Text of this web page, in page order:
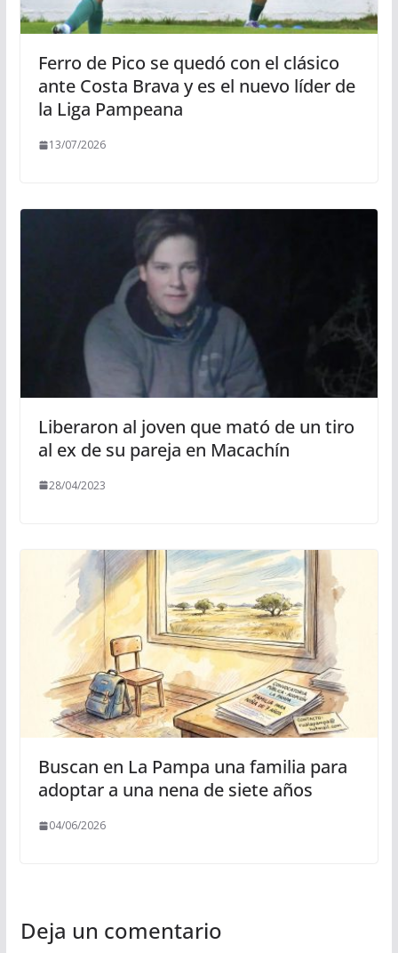
Ferro de Pico se quedó con el clásico
ante Costa Brava y es el nuevo líder de
la Liga Pampeana
13/07/2026
Liberaron al joven que mató de un tiro
al ex de su pareja en Macachín
28/04/2023
Buscan en La Pampa una familia para
adoptar a una nena de siete años
04/06/2026
Deja un comentario